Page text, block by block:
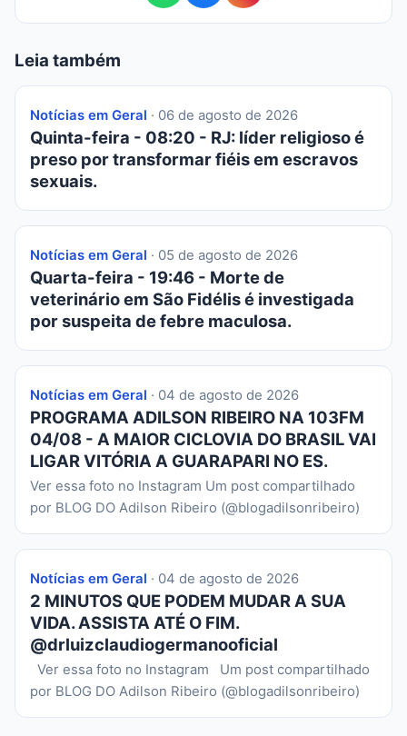
Leia também
Notícias em Geral · 06 de agosto de 2026
Quinta-feira - 08:20 - RJ: líder religioso é
preso por transformar fiéis em escravos
sexuais.
Notícias em Geral · 05 de agosto de 2026
Quarta-feira - 19:46 - Morte de
veterinário em São Fidélis é investigada
por suspeita de febre maculosa.
Notícias em Geral · 04 de agosto de 2026
PROGRAMA ADILSON RIBEIRO NA 103FM
04/08 - A MAIOR CICLOVIA DO BRASIL VAI
LIGAR VITÓRIA A GUARAPARI NO ES.
Ver essa foto no Instagram Um post compartilhado
por BLOG DO Adilson Ribeiro (@blogadilsonribeiro)
Notícias em Geral · 04 de agosto de 2026
2 MINUTOS QUE PODEM MUDAR A SUA
VIDA. ASSISTA ATÉ O FIM.
@drluizclaudiogermanooficial
Ver essa foto no Instagram Um post compartilhado
por BLOG DO Adilson Ribeiro (@blogadilsonribeiro)